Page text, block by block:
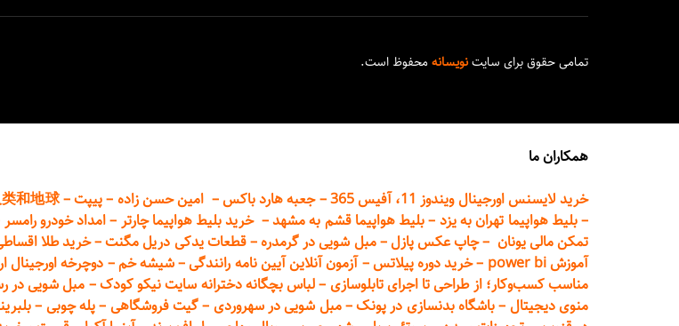
تمامی حقوق برای سایتنویسانهمحفوظ است.
همکاران ما
خرید لایسنس اورجینال ویندوز 11، آفیس 365
–جعبه هارد باکس– امین حسن زاده –پیپت–
和地球
–بلیط هواپیما تهرانبه یزد –بلیط هواپیما قشم به مشهد–خرید بلیط هواپیما چارتر –امداد خودرورامسر
تمکن مالی یونان –چاپ عکس پازل–مبل شویی در گرمدره–قطعاتیدکی دریل مگنت–خرید طلا
آموزش power bi
–خرید دورهپیلاتس–آزمون آنلاین آیین نامه رانندگی–شیشه خم– دوچرخه اورجینال
مناسب کسب‌وکار؛ از طراحی تا اجرای تابلوسازی –لباس بچگانه دخترانه سایت نیکو کودک–مبل شویی در
منوی دیجیتال –باشگاه بدنسازی در پونک–مبل شویی در سهروردی –گیت فروشگاهی –پله چوبی –